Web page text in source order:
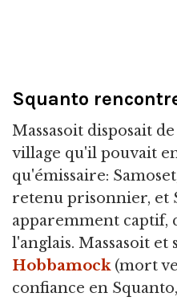
Squanto
Massasoit disposait
village qu'il pouvait
qu'émissaire:
retenu prisonnier, et
apparemment captif,
l'anglais. Massasoit et
Hobbamock(mort
confiance en